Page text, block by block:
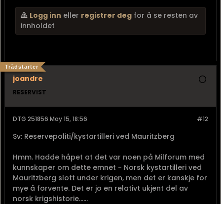
Logg inn eller registrer deg for å se resten av
innholdet
joandre
Trådstarter
RESERVIST
#12
DTG 251856 May 15, 18:56
Sv: Reservepoliti/kystartilleri ved Mauritzberg
Hmm. Hadde håpet at det var noen på Milforum med
kunnskaper om dette emnet - Norsk kystartilleri ved
Mauritzberg slott under krigen, men det er kanskje for
mye å forvente. Det er jo en relativt ukjent del av
norsk krigshistorie......